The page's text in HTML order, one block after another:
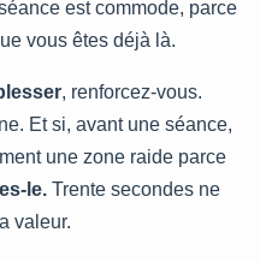
est commode, parce
vous êtes déjà là.
, renforcez-vous.
Et si, avant une séance,
une zone raide parce
le. Trente secondes ne
valeur.